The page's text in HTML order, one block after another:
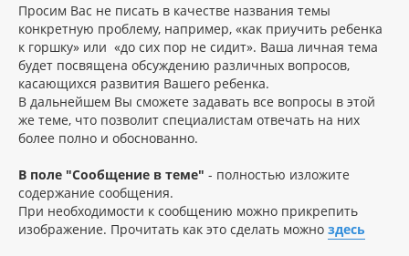
Просим Вас не писать в качестве названия темы
конкретную проблему, например, «как приучить ребенка
к горшку» или «до сих пор не сидит». Ваша личная тема
будет посвящена обсуждению различных вопросов,
касающихся развития Вашего ребенка.
В дальнейшем Вы сможете задавать все вопросы в этой
же теме, что позволит специалистам отвечать на них
более полно и обоснованно.
В поле "Сообщение в теме" - полностью изложите
содержание сообщения.
При необходимости к сообщению можно прикрепить
изображение. Прочитать как это сделать можно здесь